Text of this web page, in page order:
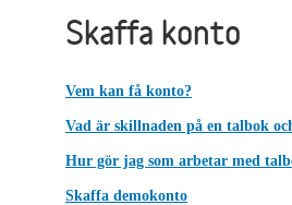
Skaffa konto
Vem kan få konto?
Vad är skillnaden på en talbok
Hur gör jag som arbetar med
Skaffa demokonto